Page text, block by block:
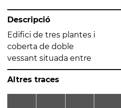
Descripció
Edifici de tres plantes i
coberta de doble
vessant situada entre
mitgeres. La façana
està arrebossada i
Altres traces